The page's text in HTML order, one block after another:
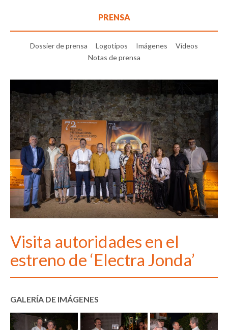
PRENSA
Dossier de prensa Logotipos Imágenes
Vídeos
Notas de prensa
Visita autoridades en el
estreno de ‘Electra Jonda’
GALERÍA DE IMÁGENES